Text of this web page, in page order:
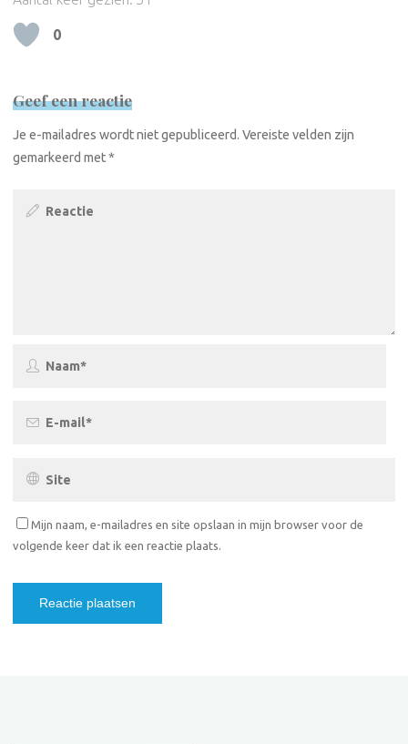
0
Geef een reactie
Je e-mailadres wordt niet gepubliceerd. Vereiste velden zijn
gemarkeerd met*
Mijn naam, e-mailadres en site opslaan in mijn browser voor de
volgende keer dat ik een reactie plaats.